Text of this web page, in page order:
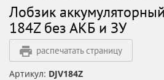
Лобзик
184Z без АКБ и ЗУ
распечатать страницу
Артикул: DJV184Z